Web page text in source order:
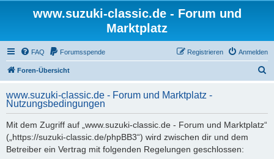
www.suzuki-classic.de - Forum und
Marktplatz
FAQ Forumsspende Anmelden
Registrieren
Foren-Übersicht
h
www.suzuki-classic.de - Forum und Marktplatz -
Nutzungsbedingungen
Mit dem Zugriff auf „www.suzuki-classic.de - Forum und Marktplatz“
(„https://suzuki-classic.de/phpBB3“) wird zwischen dir und dem
Betreiber ein Vertrag mit folgenden Regelungen geschlossen: